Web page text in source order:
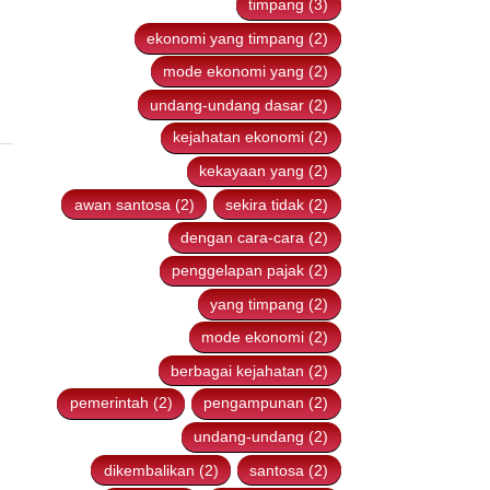
sekira (3)
penggelapan (3)
timpang (3)
ekonomi yang timpang (2)
mode ekonomi yang (2)
undang-undang dasar (2)
kejahatan ekonomi (2)
kekayaan yang (2)
awan santosa (2)
sekira tidak (2)
dengan cara-cara (2)
penggelapan pajak (2)
yang timpang (2)
mode ekonomi (2)
berbagai kejahatan (2)
pemerintah (2)
pengampunan (2)